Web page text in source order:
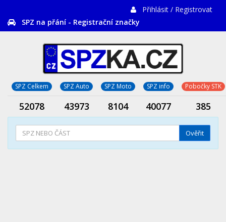
Přihlásit / Registrovat
SPZ na přání - Registrační značky
SPZ Celkem SPZ Auto SPZ Moto SPZ info Pobočky STK
52078 43973 8104 40077 385
Ověřit